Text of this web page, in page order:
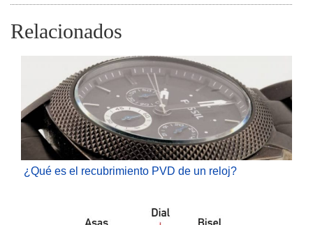
Relacionados
¿Qué es el recubrimiento PVD de un reloj?